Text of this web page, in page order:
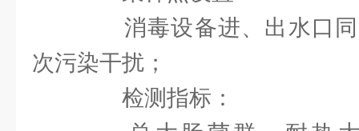
消毒设备进、出水口同
次污染干扰；
检测指标：